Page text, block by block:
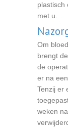
plastisch
met u.
Om
brengt
de
er na
Tenzij er
weken